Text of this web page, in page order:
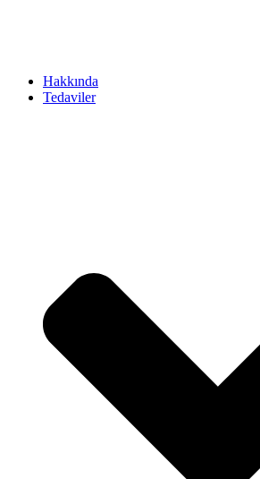
Hakkında
Tedaviler